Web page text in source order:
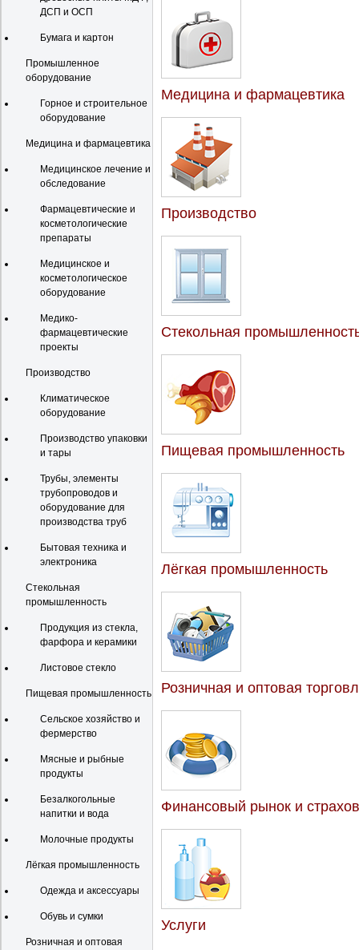
ДСП и ОСП
Бумага и картон
Промышленное
оборудование
Горное и строительное
оборудование
Медицина и фармацевтика
Медицинское лечение и
обследование
Фармацевтические и
косметологические
препараты
Медицинское и
косметологическое
оборудование
Медико-
фармацевтические
проекты
Производство
Климатическое
оборудование
Производство упаковки
и тары
Трубы, элементы
трубопроводов и
оборудование для
производства труб
Бытовая техника и
электроника
Стекольная
промышленность
Продукция из стекла,
фарфора и керамики
Листовое стекло
Пищевая промышленность
Сельское хозяйство и
фермерство
Мясные и рыбные
продукты
Безалкогольные
напитки и вода
Молочные продукты
Лёгкая промышленность
Одежда и аксессуары
Обувь и сумки
Розничная и оптовая
Медицина и фармацевтика
Производство
Стекольная
Пищевая промышленность
Лёгкая промышленность
Розничная и оптовая
Финансовый рынок и
Услуги